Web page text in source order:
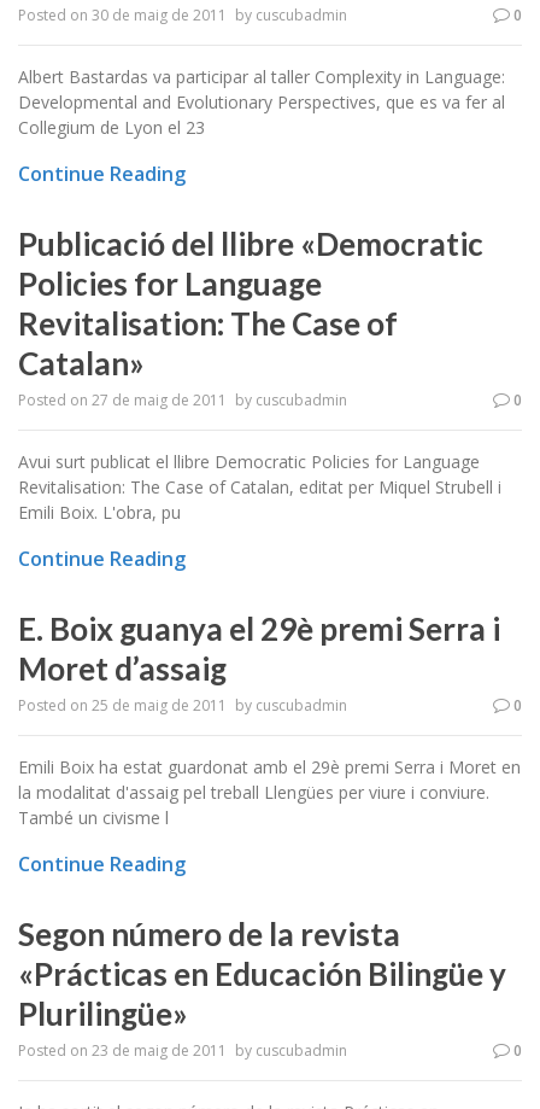
Posted on 30 de maig de 2011 by cuscubadmin 0
Albert Bastardas va participar al taller Complexity in Language:
Developmental and Evolutionary Perspectives, que es va fer al
Collegium de Lyon el 23
Continue Reading
Publicació del llibre «Democratic
Policies for Language
Revitalisation: The Case of
Catalan»
Posted on 27 de maig de 2011 by cuscubadmin 0
Avui surt publicat el llibre Democratic Policies for Language
Revitalisation: The Case of Catalan, editat per Miquel Strubell i
Emili Boix. L'obra, pu
Continue Reading
E. Boix guanya el 29è premi Serra i
Moret d’assaig
Posted on 25 de maig de 2011 by cuscubadmin 0
Emili Boix ha estat guardonat amb el 29è premi Serra i Moret en
la modalitat d'assaig pel treball Llengües per viure i conviure.
També un civisme l
Continue Reading
Segon número de la revista
«Prácticas en Educación Bilingüe y
Plurilingüe»
Posted on 23 de maig de 2011 by cuscubadmin 0